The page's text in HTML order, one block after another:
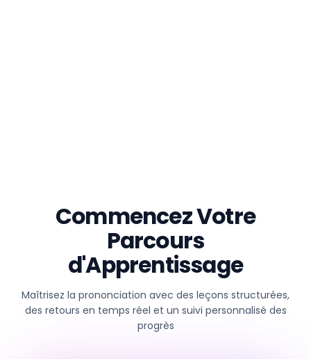
Commencez Votre
Parcours
d'Apprentissage
Maîtrisez la prononciation avec des leçons structurées,
des retours en temps réel et un suivi personnalisé des
progrès